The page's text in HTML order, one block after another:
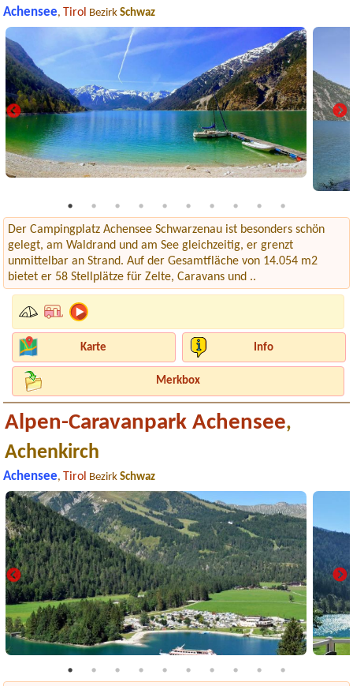
Achensee, Tirol BezirkSchwaz
Der Campingplatz Achensee Schwarzenau ist besonders schön
gelegt, am Waldrand und am See gleichzeitig, er grenzt
unmittelbar an Strand. Auf der Gesamtfläche von 14.054 m2
bietet er 58 Stellplätze für Zelte, Caravans und ..
Karte Info
Merkbox
Alpen-Caravanpark Achensee,
Achenkirch
Achensee, Tirol BezirkSchwaz